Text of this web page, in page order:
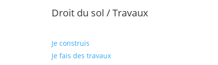
Droit du sol / Travaux
Je construis
Je fais des travaux